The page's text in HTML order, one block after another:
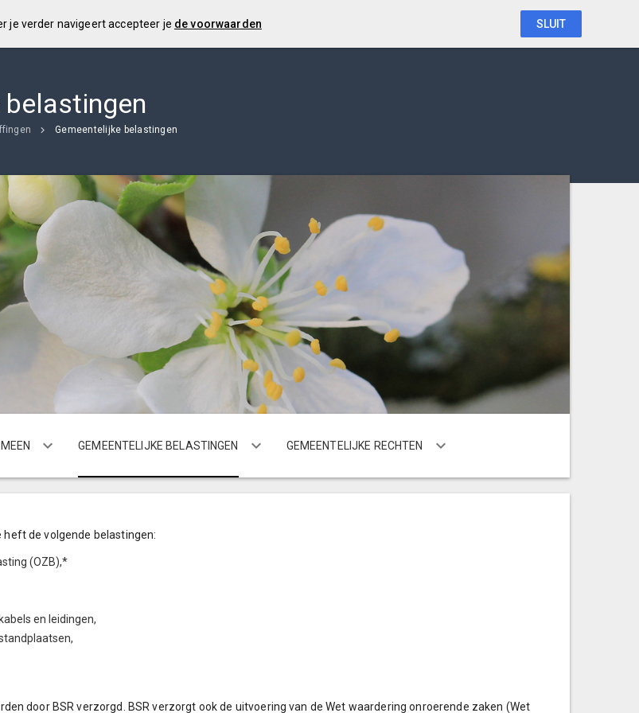
Gemeentelijke belastingen
heft de volgende belastingen:
(OZB),*
en leidingen,
door BSR verzorgd. BSR verzorgt ook de uitvoering van de Wet waardering onroerende zaken (Wet
GEMEENTELIJKE BELASTINGEN GEMEENTELIJKE RECHTEN
je verder navigeert accepteer je de voorwaarden SLUIT